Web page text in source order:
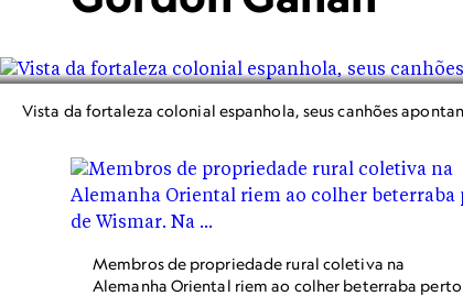
Vista da fortaleza colonial espanhola, seus canhões
​​​​​​Membros de propriedade rural coletiva na
Alemanha Oriental riem ao colher beterraba perto